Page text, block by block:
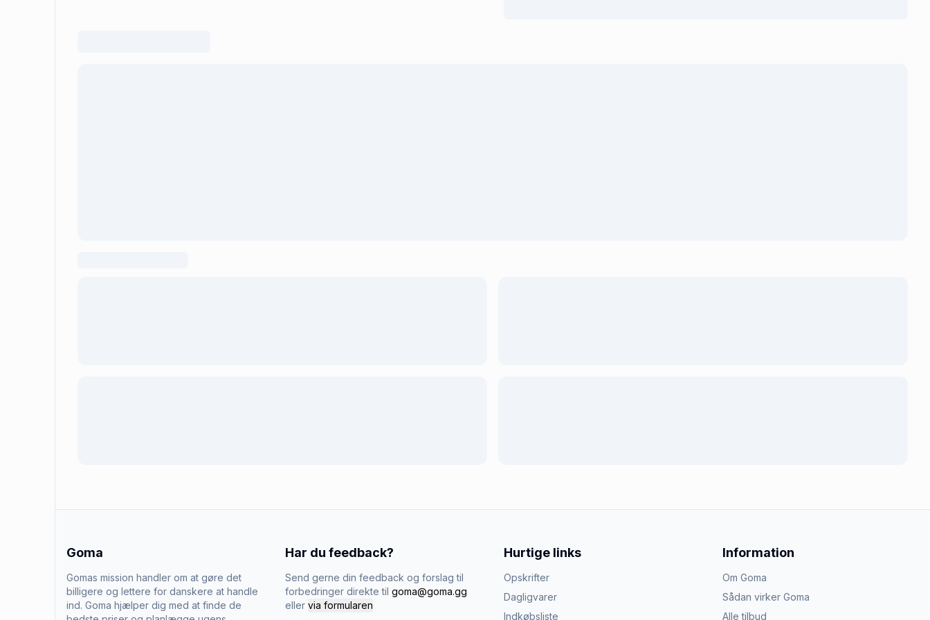
Goma
Gomas mission handler om at gøre det
billigere og lettere for danskere at handle
ind. Goma hjælper dig med at finde de
Har du feedback?
Send gerne din feedback og forslag til
forbedringer direkte til goma@goma.gg
eller via formularen
Hurtige links
Opskrifter
Dagligvarer
Indkøbsliste
Information
Om Goma
Sådan virker Goma
Alle tilbud